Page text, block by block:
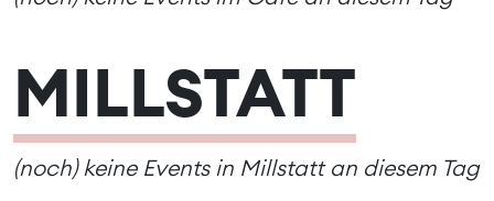
MILLSTATT
(noch) keine Events in Millstatt an diesem Tag